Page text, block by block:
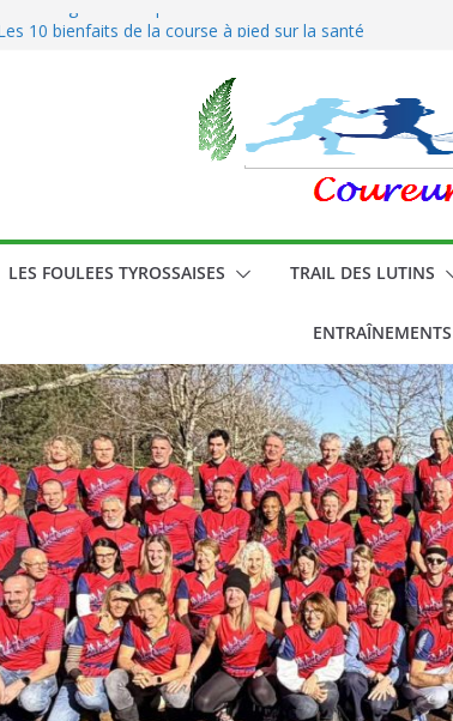
running et son impact sur les coureurs
LES FOULEES TYROSSAISES TRAIL DES LUTINS
ENTRAÎNEMENTS